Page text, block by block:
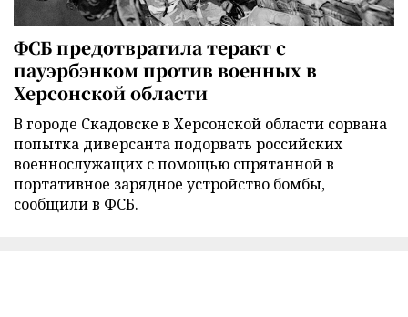
ФСБ предотвратила теракт с
пауэрбэнком против военных в
Херсонской области
В городе Скадовске в Херсонской области сорвана
попытка диверсанта подорвать российских
военнослужащих с помощью спрятанной в
портативное зарядное устройство бомбы,
сообщили в ФСБ.